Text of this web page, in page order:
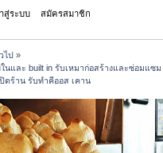
สู่ระบบ สมัครสมาชิก
ไป»
นและ built in รับเหมาก่อสร้างและซ่อมแ
ปิดร้าน รับทำคีออส เคาน